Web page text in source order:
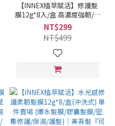
【INNEX植萃賦活】修護髮
膜12g*8入/盒 高濃度強韌/水
光感柔韌 任選1盒(沖洗式) 單
件賣場 (爆水髮膜/膠囊髮膜/
密集修護/保濕/護髮)｜美吾
髮『可海外配送』
NT$299
NT$499